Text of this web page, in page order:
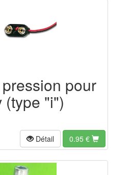
pour
(type "i")
Détail 0.95 €